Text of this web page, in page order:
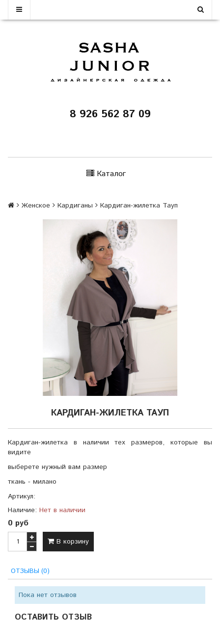
8 926 562 87 09
Каталог
Женское Кардиганы Кардиган-жилетка Тауп
КАРДИГАН-ЖИЛЕТКА ТАУП
Кардиган-жилетка в наличии тех размеров, которые вы
видите
выберете нужный вам размер
ткань - милано
Артикул:
Наличие: Нет в наличии
0 руб
В корзину
ОТЗЫВЫ (0)
Пока нет отзывов
ОСТАВИТЬ ОТЗЫВ